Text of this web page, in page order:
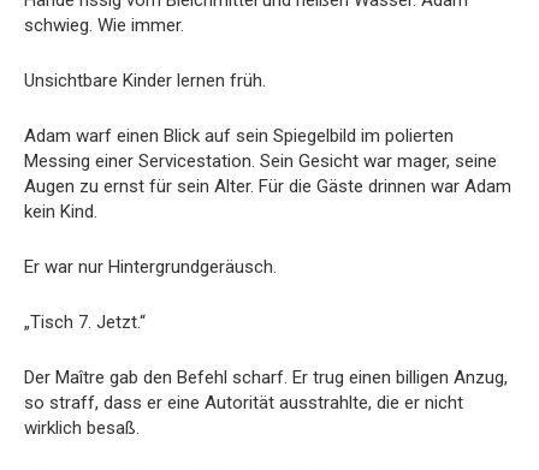
schwieg. Wie immer.
Unsichtbare Kinder lernen früh.
Adam warf einen Blick auf sein Spiegelbild im polierten
Messing einer Servicestation. Sein Gesicht war mager, seine
Augen zu ernst für sein Alter. Für die Gäste drinnen war Adam
kein Kind.
Er war nur Hintergrundgeräusch.
„Tisch 7. Jetzt.“
Der Maître gab den Befehl scharf. Er trug einen billigen Anzug,
so straff, dass er eine Autorität ausstrahlte, die er nicht
wirklich besaß.